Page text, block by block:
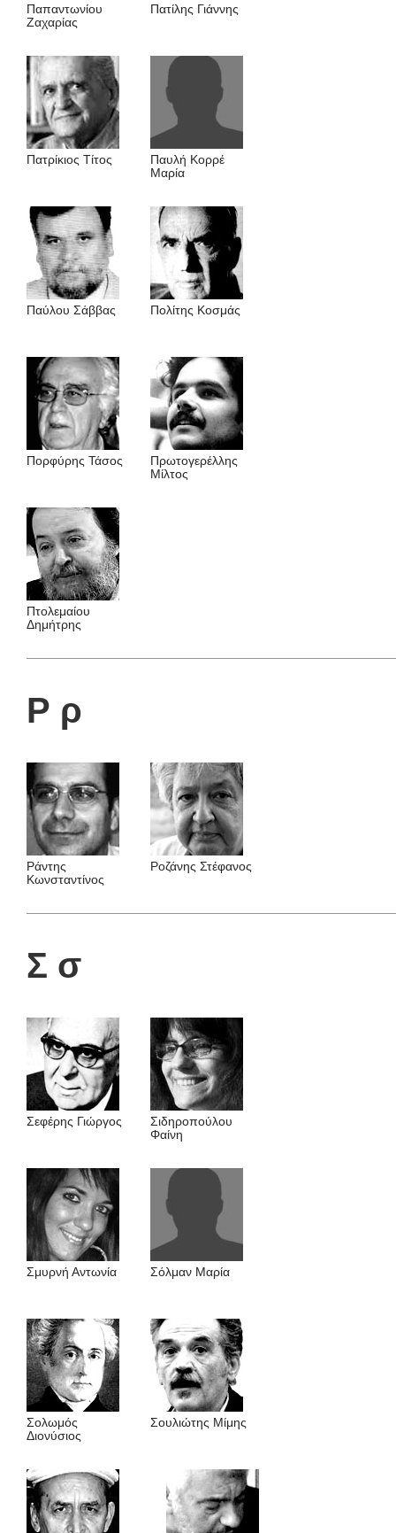
Παπαντωνίου
Ζαχαρίας
Πατίλης Γιάννης
Πατρίκιος Τίτος
Παυλή Κορρέ
Μαρία
Παύλου Σάββας Πολίτης Κοσμάς
Πορφύρης Τάσος
Πρωτογερέλλης
Mίλτος
Πτολεμαίου
Δημήτρης
Ρ ρ
Ράντης
Κωνσταντίνος
Ροζάνης Στέφανος
Σ σ
Σεφέρης Γιώργος
Σιδηροπούλου
Φαίνη
Σμυρνή Αντωνία Σόλμαν Mαρία
Σολωμός
Διονύσιος
Σουλιώτης Μίμης